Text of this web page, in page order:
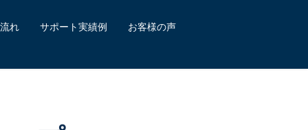
れ サポート実績例 お客様の声